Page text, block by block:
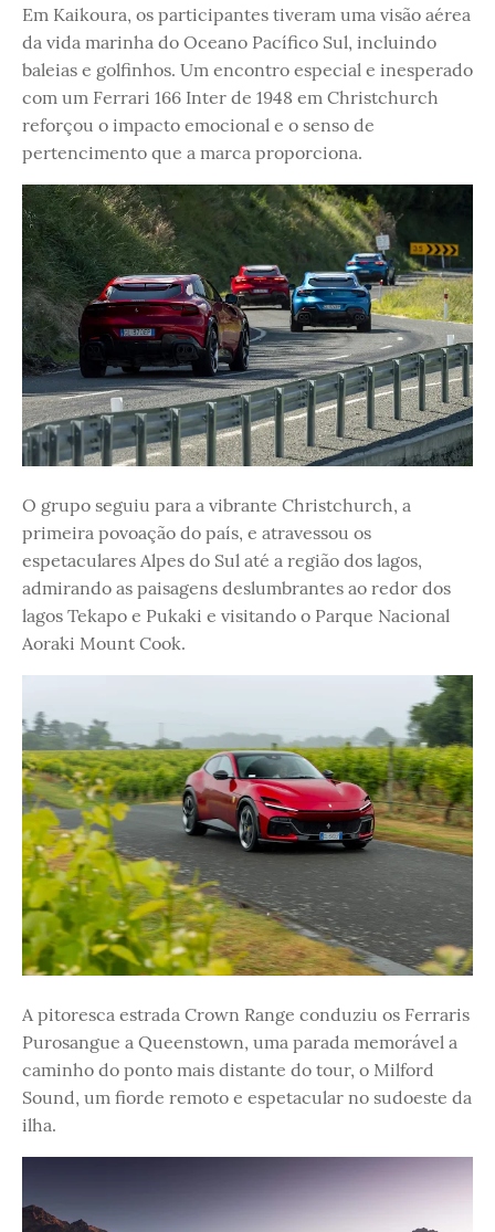
Em Kaikoura, os participantes tiveram uma visão aérea
da vida marinha do Oceano Pacífico Sul, incluindo
baleias e golfinhos. Um encontro especial e inesperado
com um Ferrari 166 Inter de 1948 em Christchurch
reforçou o impacto emocional e o senso de
pertencimento que a marca proporciona.
O grupo seguiu para a vibrante Christchurch, a
primeira povoação do país, e atravessou os
espetaculares Alpes do Sul até a região dos lagos,
admirando as paisagens deslumbrantes ao redor dos
lagos Tekapo e Pukaki e visitando o Parque Nacional
Aoraki Mount Cook.
A pitoresca estrada Crown Range conduziu os Ferraris
Purosangue a Queenstown, uma parada memorável a
caminho do ponto mais distante do tour, o Milford
Sound, um fiorde remoto e espetacular no sudoeste da
ilha.